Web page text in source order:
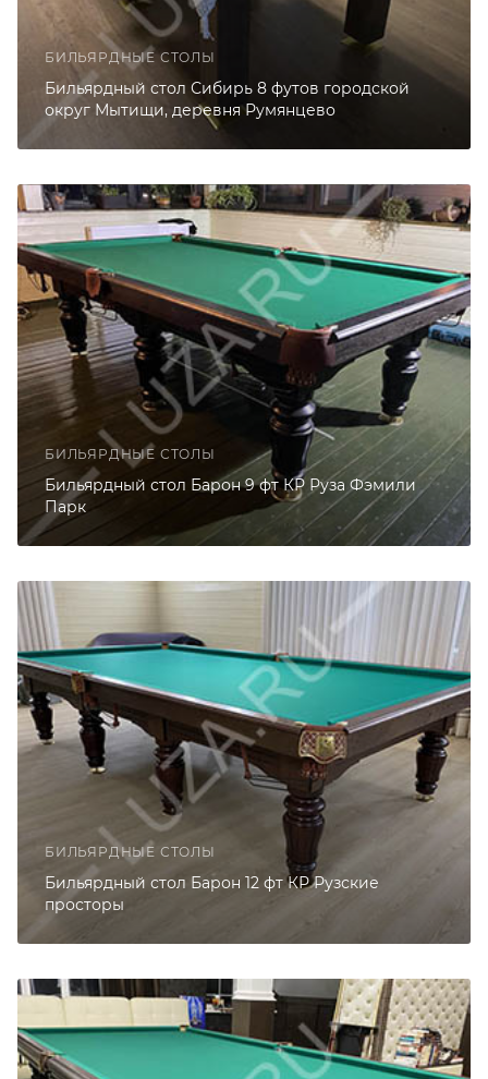
БИЛЬЯРДНЫЕ СТОЛЫ
Бильярдный стол Сибирь 8 футов городской
округ Мытищи, деревня Румянцево
БИЛЬЯРДНЫЕ СТОЛЫ
Бильярдный стол Барон 9 фт КР Руза Фэмили
Парк
БИЛЬЯРДНЫЕ СТОЛЫ
Бильярдный стол Барон 12 фт КР Рузские
просторы